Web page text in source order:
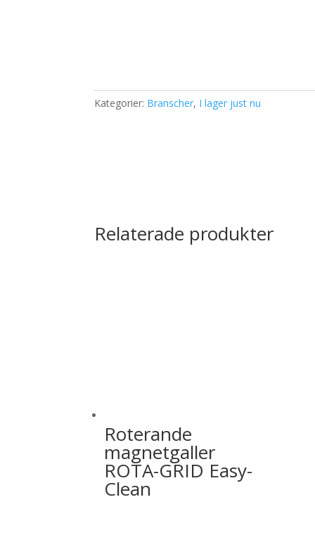
Kategorier: Branscher, I lager just nu
Relaterade produkter
Roterande
magnetgaller
ROTA-GRID Easy-
Clean